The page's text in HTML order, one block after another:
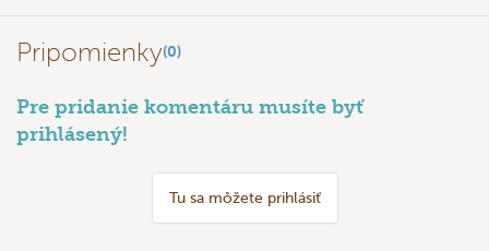
Pripomienky(0)
Pre pridanie komentáru musíte byť
prihlásený!
Tu sa môžete prihlásiť